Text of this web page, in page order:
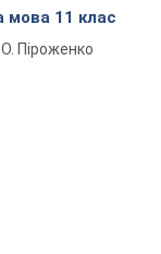
мова 11 клас
Піроженко